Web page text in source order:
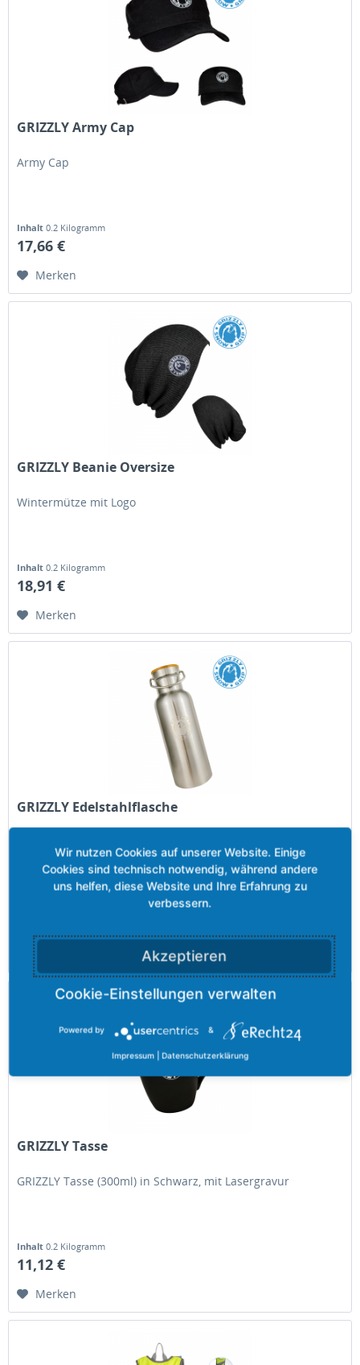
GRIZZLY Army Cap
Army Cap
Inhalt0.2 Kilogramm
17,66 €
Merken
GRIZZLY Beanie Oversize
Wintermütze mit Logo
Inhalt0.2 Kilogramm
18,91 €
Merken
GRIZZLY Edelstahlflasche
GRIZZLY Tasse
GRIZZLY Tasse (300ml) in Schwarz, mit Lasergravur
Inhalt0.2 Kilogramm
11,12 €
Merken
Akzeptieren
Powered by &
Impressum | Datenschutzerklärung